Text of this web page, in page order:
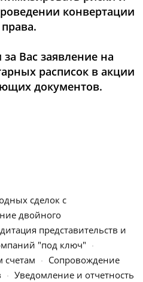
конвертации
Вас заявление на
расписок в акции
документов.
сделок с
двойного
представительств и
"под ключ"
счетам
Сопровождение
Уведомление и отчетность